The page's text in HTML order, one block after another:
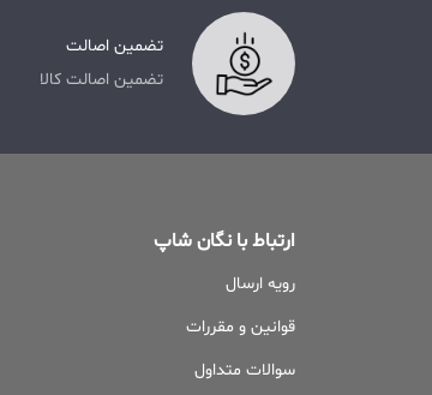
تضمین اصالت
تضمین اصالت کالا
ارتباط با نگان شاپ
رویه ارسال
قوانین و مقررات
سوالات متداول